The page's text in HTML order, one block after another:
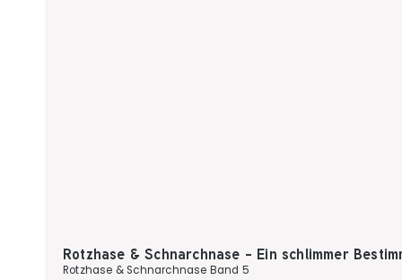
Rotzhase & Schnarchnase - Ein schlimmer
Rotzhase & Schnarchnase Band 5